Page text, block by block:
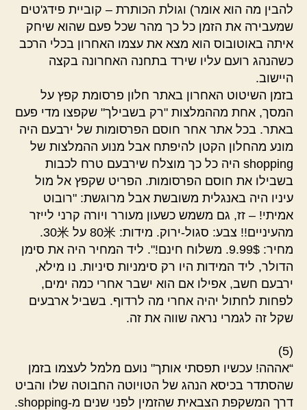
להבין מה הוא אומר) וגולת הכותרת – קוביית פידג'טים
שמעבירה את הזמן כל כך מהר שכל פעם שהוא שיחק
איתה באוטובוס הוא מצא את עצמו האחרון בכלי הרכב
כשהנהג רועם עליו שירד בתחנה האחרונה בקצה
היישוב.
בזמן השיטוט האחרון באתר חלון פרסומת קפץ על
המסך, אחת מההמלצות "רק בשבילך" שקפצו מדי פעם
באתר. בכל אתר אחר חוסם הפרסומות של ירבעם היה
מונע מהחלון הקטן להיפתח אבל מנוע ההמלצות של
shopping היה כל כך מוצלח שירבעם טרח לכבות
בשבילו את חוסם הפרסומות. הפריט שקפץ אל מול
עיניו היה באנגלית משובשת אבל מרוגשת: "רובוט
אמיתי! – זז, גם משמש כשעון מעורר ויורה קרני לייזר
מהעיניים!! צבע: סגול-ירוק. מידות: 80米 על 30米.
מחיר: 9.99$. משלוח חינם!". ליד המחיר היה את סימן
הדולר, ליד המידות היו רק סימניות סיניות. נו מילא,
ירבעם חשב, אפילו אם הוא ישבר אחרי כמה ימים,
לפחות לחתול יהיה אחרי מה לרדוף. בשביל ארבעים
שקל זה לגמרי נראה שווה את זה.
(5)
“אההה! עכשיו תפסתי אותך" נועם מלמל לעצמו בזמן
שהסתדר בכיסא הנהג של הטויוטה החבוטה שלו והביט
דרך המשקפת הצבאית שהזמין לפני שנים מ-shopping.